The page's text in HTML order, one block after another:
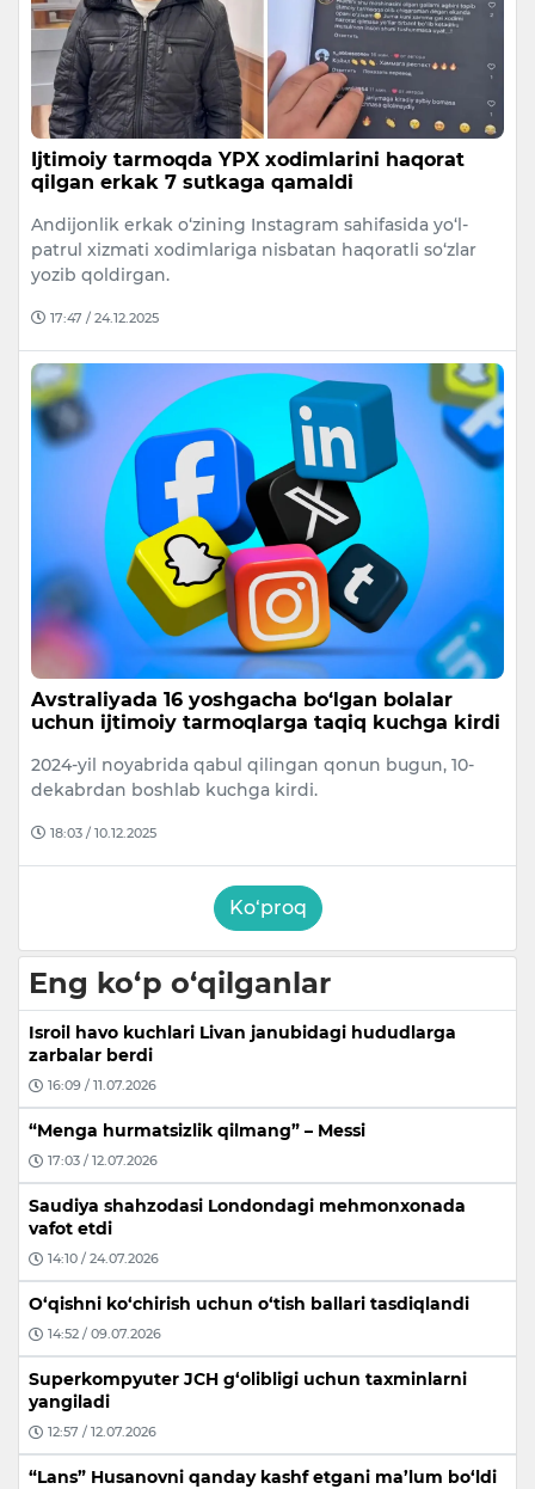
Ijtimoiy tarmoqda YPX xodimlarini haqorat
qilgan erkak 7 sutkaga qamaldi
Andijonlik erkak o‘zining Instagram sahifasida yo‘l-
patrul xizmati xodimlariga nisbatan haqoratli so‘zlar
yozib qoldirgan.
17:47 / 24.12.2025
Avstraliyada 16 yoshgacha bo‘lgan bolalar
uchun ijtimoiy tarmoqlarga taqiq kuchga kirdi
2024-yil noyabrida qabul qilingan qonun bugun, 10-
dekabrdan boshlab kuchga kirdi.
18:03 / 10.12.2025
Ko‘proq
Eng ko‘p o‘qilganlar
Isroil havo kuchlari Livan janubidagi hududlarga
zarbalar berdi
16:09 / 11.07.2026
“Menga hurmatsizlik qilmang” – Messi
17:03 / 12.07.2026
Saudiya shahzodasi Londondagi mehmonxonada
vafot etdi
14:10 / 24.07.2026
O‘qishni ko‘chirish uchun o‘tish ballari tasdiqlandi
14:52 / 09.07.2026
Superkompyuter JCH g‘olibligi uchun taxminlarni
yangiladi
12:57 / 12.07.2026
“Lans” Husanovni qanday kashf etgani ma’lum bo‘ldi